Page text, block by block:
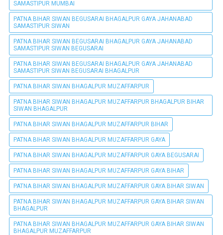
SAMASTIPUR MUMBAI
PATNA BIHAR SIWAN BEGUSARAI BHAGALPUR GAYA JAHANABAD
SAMASTIPUR SIWAN
PATNA BIHAR SIWAN BEGUSARAI BHAGALPUR GAYA JAHANABAD
SAMASTIPUR SIWAN BEGUSARAI
PATNA BIHAR SIWAN BEGUSARAI BHAGALPUR GAYA JAHANABAD
SAMASTIPUR SIWAN BEGUSARAI BHAGALPUR
PATNA BIHAR SIWAN BHAGALPUR MUZAFFARPUR
PATNA BIHAR SIWAN BHAGALPUR MUZAFFARPUR BHAGALPUR BIHAR
SIWAN BHAGALPUR
PATNA BIHAR SIWAN BHAGALPUR MUZAFFARPUR BIHAR
PATNA BIHAR SIWAN BHAGALPUR MUZAFFARPUR GAYA
PATNA BIHAR SIWAN BHAGALPUR MUZAFFARPUR GAYA BEGUSARAI
PATNA BIHAR SIWAN BHAGALPUR MUZAFFARPUR GAYA BIHAR
PATNA BIHAR SIWAN BHAGALPUR MUZAFFARPUR GAYA BIHAR SIWAN
PATNA BIHAR SIWAN BHAGALPUR MUZAFFARPUR GAYA BIHAR SIWAN
BHAGALPUR
PATNA BIHAR SIWAN BHAGALPUR MUZAFFARPUR GAYA BIHAR SIWAN
BHAGALPUR MUZAFFARPUR